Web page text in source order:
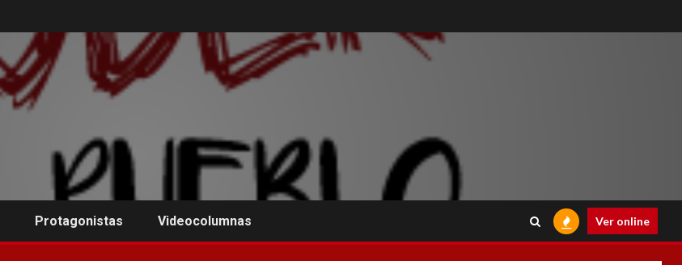
Protagonistas Videocolumnas Ver online